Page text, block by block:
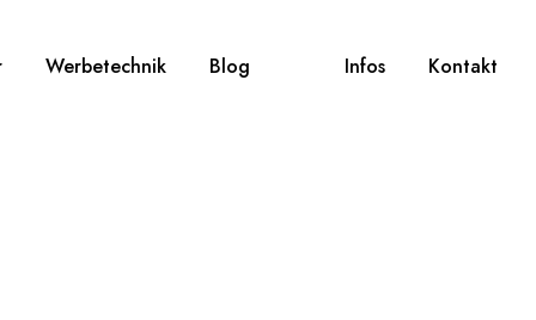
Werbetechnik Blog Infos Kontakt